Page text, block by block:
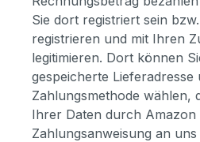
Sie dort registriert sein
registrieren und mit Ihren
legitimieren. Dort können
gespeicherte Lieferadresse
Zahlungsmethode wählen,
Ihrer Daten durch Amazon
Zahlungsanweisung an uns